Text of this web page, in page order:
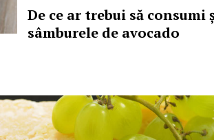
De ce ar trebui să consumi
sâmburele de avocado